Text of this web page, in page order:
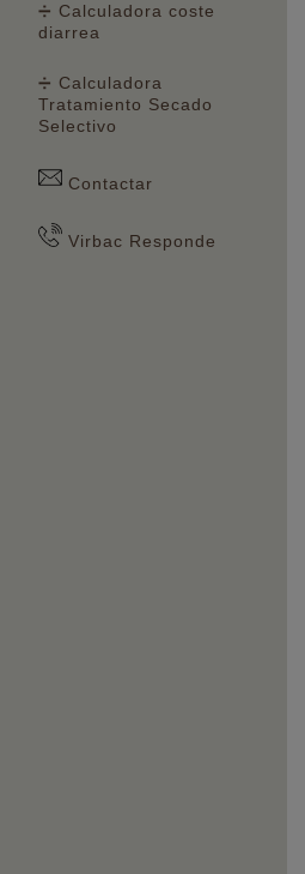
➗ Calculadora coste
diarrea
➗ Calculadora
Tratamiento Secado
Selectivo
Contactar
Virbac Responde